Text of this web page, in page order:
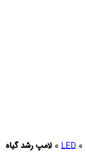
»
LED
» لامپ رشد گیاه